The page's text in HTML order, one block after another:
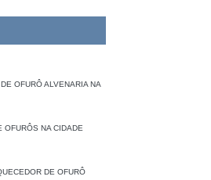
OFURÔ ALVENARIA NA
OFURÔS NA CIDADE
DE OFURÔ